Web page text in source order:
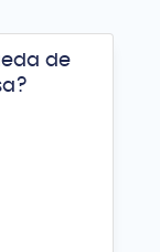
de